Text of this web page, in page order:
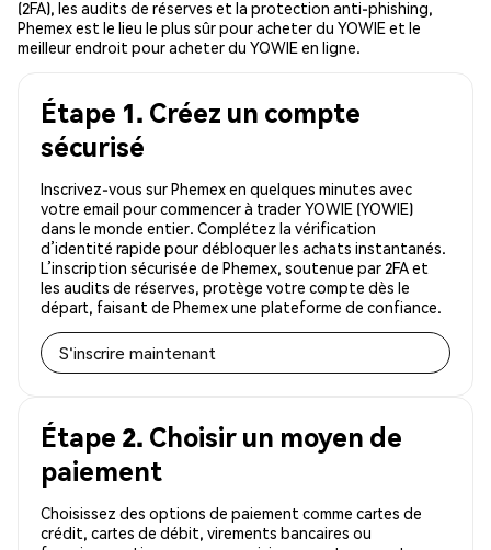
(2FA), les audits de réserves et la protection anti-phishing,
Phemex est le lieu le plus sûr pour acheter du YOWIE et le
meilleur endroit pour acheter du YOWIE en ligne.
Étape 1. Créez un compte
sécurisé
Inscrivez-vous sur Phemex en quelques minutes avec
votre email pour commencer à trader YOWIE (YOWIE)
dans le monde entier. Complétez la vérification
d’identité rapide pour débloquer les achats instantanés.
L’inscription sécurisée de Phemex, soutenue par 2FA et
les audits de réserves, protège votre compte dès le
départ, faisant de Phemex une plateforme de confiance.
S'inscrire maintenant
Étape 2. Choisir un moyen de
paiement
Choisissez des options de paiement comme cartes de
crédit, cartes de débit, virements bancaires ou